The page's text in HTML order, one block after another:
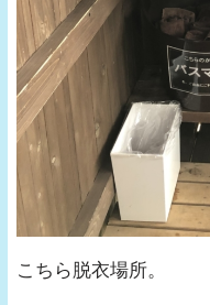
こちら脱衣場所。